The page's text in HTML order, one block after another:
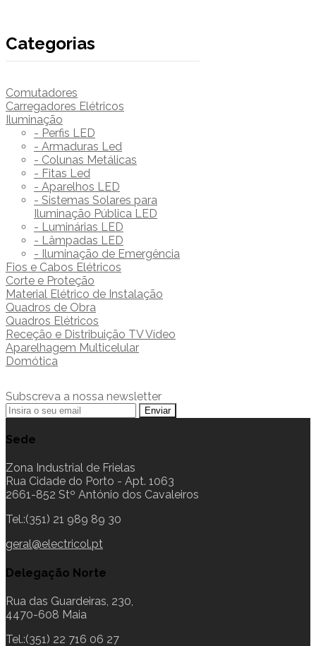
Categorias
Comutadores
Carregadores Elétricos
Iluminação
- Perfis LED
- Armaduras Led
- Colunas Metálicas
- Fitas Led
- Aparelhos LED
- Sistemas Solares para
Iluminação Pública LED
- Luminárias LED
- Lâmpadas LED
- Iluminação de Emergência
Fios e Cabos Elétricos
Corte e Proteção
Material Elétrico de Instalação
Quadros de Obra
Quadros Elétricos
Receção e Distribuição TV Vídeo
Aparelhagem Multicelular
Domótica
Subscreva a nossa newsletter
Sede
Zona Industrial de Frielas
Rua Cidade do Porto - Apt. 1063
2661-852 Stº António dos Cavaleiros
Tel.:(351) 21 989 89 30
geral@electricol.pt
Delegação Norte
Rua das Guardeiras, 230,
4470-608 Maia
Tel.:(351) 22 716 06 27